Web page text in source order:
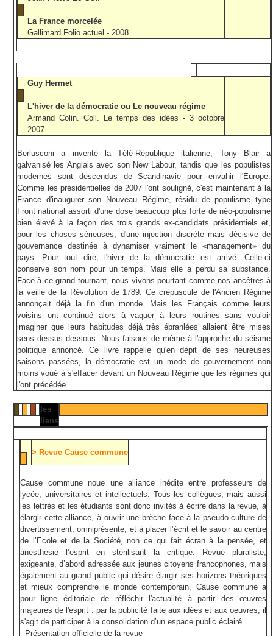
La France morcelée
Gallimard Folio actuel - 2008
Guy Hermet
L'hiver de la démocratie ou Le nouveau régime
Armand Colin. Coll. Le temps des idées - 3 octobre
2007
Berlusconi a inventé la Télé-République italienne, Tony Blair a
galvanisé les Anglais avec son New Labour, tandis que les populistes
modernes sont descendus de Scandinavie pour envahir l'Europe.
Comme les présidentielles de 2007 l'ont souligné, c'est maintenant à la
France d'inaugurer son Nouveau Régime, résidu de populisme type
Front national assorti d'une dose beaucoup plus forte de néo-populisme
bien élevé à la façon des trois grands ex-candidats présidentiels et,
pour les choses sérieuses, d'une injection discrète mais décisive de
gouvernance destinée à dynamiser vraiment le «management» du
pays. Pour tout dire, l'hiver de la démocratie est arrivé. Celle-ci
conserve son nom pour un temps. Mais elle a perdu sa substance.
Face à ce grand tournant, nous vivons pourtant comme nos ancêtres à
la veille de la Révolution de 1789. Ce crépuscule de l'Ancien Régime
annonçait déjà la fin d'un monde. Mais les Français comme leurs
voisins ont continué alors à vaquer à leurs routines sans vouloir
imaginer que leurs habitudes déjà très ébranlées allaient être mises
sens dessus dessous. Nous faisons de même à l'approche du séisme
politique annoncé. Ce livre rappelle qu'en dépit de ses heureuses
saisons passées, la démocratie est un mode de gouvernement non
moins voué à s'effacer devant un Nouveau Régime que les régimes qui
l'ont précédée.
les
liens
> Revue Cause commune
Cause commune noue une alliance inédite entre professeurs de
lycée, universitaires et intellectuels. Tous les collègues, mais aussi
les lettrés et les étudiants sont donc invités à écrire dans la revue, à
élargir cette alliance, à ouvrir une brèche face à la pseudo culture de
divertissement, omniprésente, et à placer l’écrit et le savoir au centre
de l’Ecole et de la Société, non ce qui fait écran à la pensée, et
anesthésie l’esprit en stérilisant la critique. Revue pluraliste,
exigeante, d’abord adressée aux jeunes citoyens francophones, mais
également au grand public qui désire élargir ses horizons théoriques
et mieux comprendre le monde contemporain, Cause commune a
pour ligne éditoriale de réfléchir l'actualité à partir des œuvres
majeures de l'esprit : par la publicité faite aux idées et aux oeuvres, il
s'agit de participer à la consolidation d’un espace public éclairé.
- Présentation officielle de la revue -